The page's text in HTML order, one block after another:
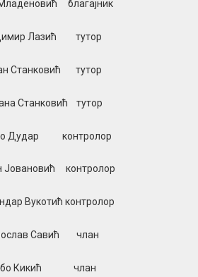
благајник
Лазић тутор
Станковић тутор
Станковић тутор
Дудар контролор
Јовановић контролор
Вукотић контролор
Савић члан
Кикић члан